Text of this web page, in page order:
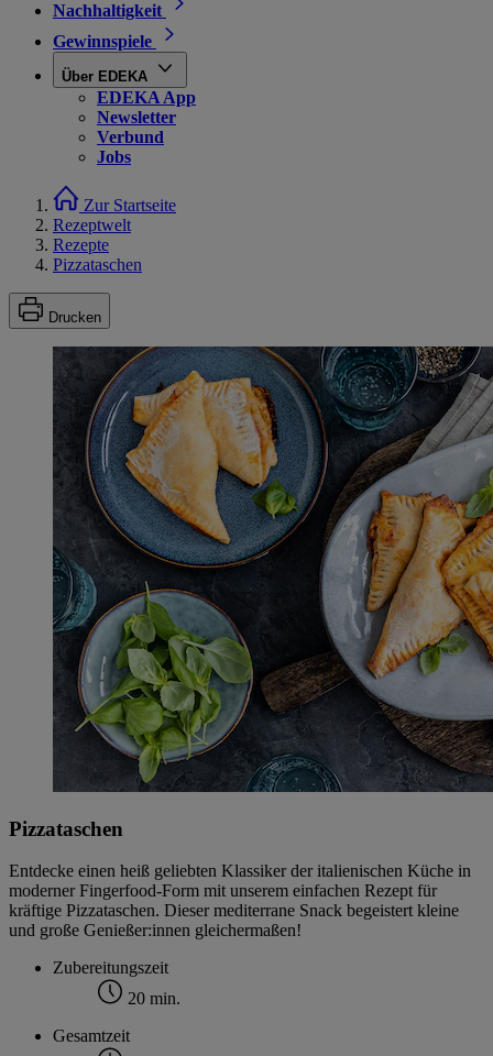
Nachhaltigkeit
Gewinnspiele
Über EDEKA
EDEKA App
Newsletter
Verbund
Jobs
Zur Startseite
Rezeptwelt
Rezepte
Pizzataschen
Drucken
Pizzataschen
Entdecke einen heiß geliebten Klassiker der italienischen Küche in
moderner Fingerfood-Form mit unserem einfachen Rezept für
kräftige Pizzataschen. Dieser mediterrane Snack begeistert kleine
und große Genießer:innen gleichermaßen!
Zubereitungszeit
20 min.
Gesamtzeit